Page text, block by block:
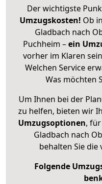
Der wichtigste
Umzugskosten! Ob
Gladbach nach
Puchheim –ein
vorher im Klaren
Welchen Service
Was möchten
Um Ihnen bei der
zu helfen, bieten wir
Umzugsoptionen,
Gladbach nach
behalten Sie
Folgende